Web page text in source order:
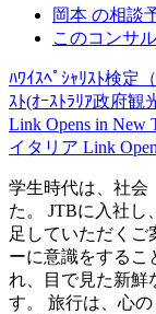
岡本 の相談
このコンサ
ﾊﾜｲｽﾍﾟｼｬﾘｽﾄ検定
ｽﾄ(ｵｰｽﾄﾗﾘｱ政府観
Link Opens in New
イタリア Link
学生時代は、社
た。 JTBに入社し
足していただくご
ーに意識をするこ
れ、目で見た新鮮
す。 旅行は、心